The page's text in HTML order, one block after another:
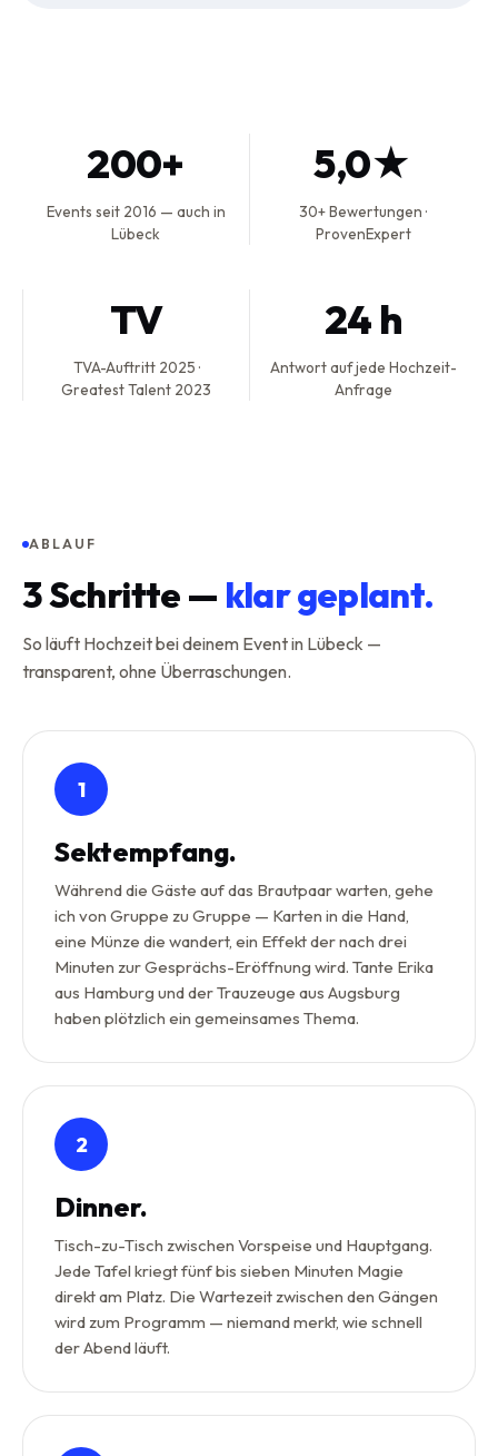
200+
Events seit 2016 — auch in
Lübeck
5,0★
30+ Bewertungen ·
ProvenExpert
TV
TVA-Auftritt 2025 ·
Greatest Talent 2023
24 h
Antwort auf jede Hochzeit-
Anfrage
ABLAUF
3Schritte — klar geplant.
So läuft Hochzeit bei deinem Event in Lübeck —
transparent, ohne Überraschungen.
1
Sektempfang.
Während die Gäste auf das Brautpaar warten, gehe
ich von Gruppe zu Gruppe — Karten in die Hand,
eine Münze die wandert, ein Effekt der nach drei
Minuten zur Gesprächs-Eröffnung wird. Tante Erika
aus Hamburg und der Trauzeuge aus Augsburg
haben plötzlich ein gemeinsames Thema.
2
Dinner.
Tisch-zu-Tisch zwischen Vorspeise und Hauptgang.
Jede Tafel kriegt fünf bis sieben Minuten Magie
direkt am Platz. Die Wartezeit zwischen den Gängen
wird zum Programm — niemand merkt, wie schnell
der Abend läuft.